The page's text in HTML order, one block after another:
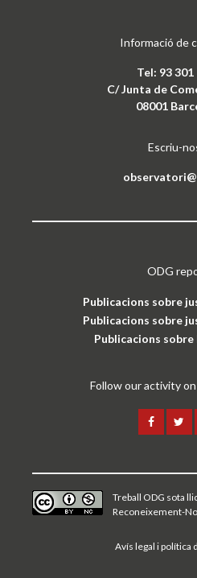
Informació de
Tel: 93 301
C/ Junta de
08001
Escriu-
ODG
Publicacions sobre
Publicacions sobre
Publicacions sobre
Follow our activity
Treball ODG sota
Reconeixement-
Avís legal i política